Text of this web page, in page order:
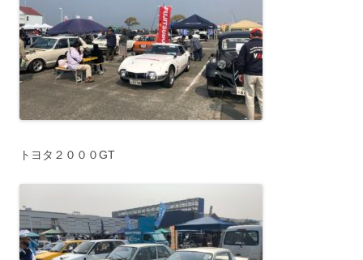
トヨタ２０００GT